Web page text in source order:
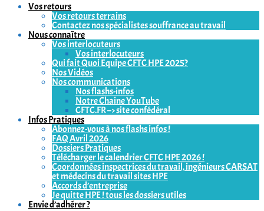
Vos retours
Vos retours terrains
Contactez nos spécialistes souffrance au travail
Nous connaître
Vos interlocuteurs
Vos interlocuteurs
Qui fait Quoi Equipe CFTC HPE 2025?
Nos Vidéos
Nos communications
Nos flashs-infos
Notre Chaine YouTube
CFTC.FR –> site confédéral
Infos Pratiques
Abonnez-vous à nos flashs infos !
FAQ Avril 2026
Dossiers Pratiques
Télécharger le calendrier CFTC HPE 2026 !
Coordonnées inspectrices du travail, ingénieurs CARSAT
et médecins du travail sites HPE
Accords d’entreprise
Je quitte HPE ! tous les dossiers utiles
Envie d’adhérer ?